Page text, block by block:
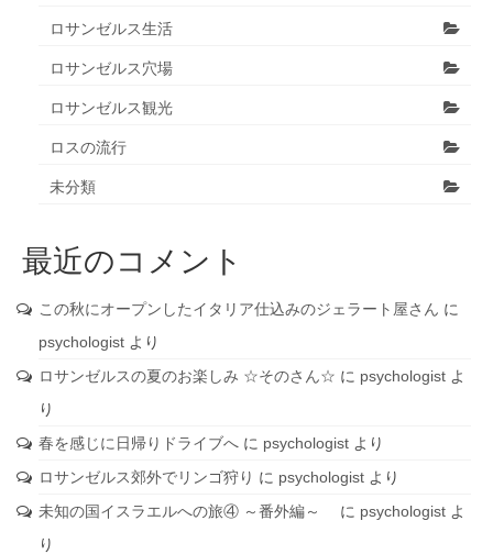
ロサンゼルス生活
ロサンゼルス穴場
ロサンゼルス観光
ロスの流行
未分類
最近のコメント
この秋にオープンしたイタリア仕込みのジェラート屋さん に
psychologist より
ロサンゼルスの夏のお楽しみ ☆そのさん☆ に psychologist よ
り
春を感じに日帰りドライブへ に psychologist より
ロサンゼルス郊外でリンゴ狩り に psychologist より
未知の国イスラエルへの旅④ ～番外編～
に psychologist よ
り